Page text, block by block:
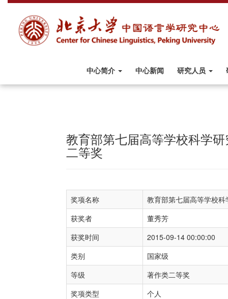
中心简介 中心新闻 研究人员
教育部第七届高等学校科学
二等奖
奖项名称
教育部第七届高等学校
获奖者
董秀芳
获奖时间
2015-09-14 00:00:00
类别
国家级
等级
著作类二等奖
奖项类型
个人